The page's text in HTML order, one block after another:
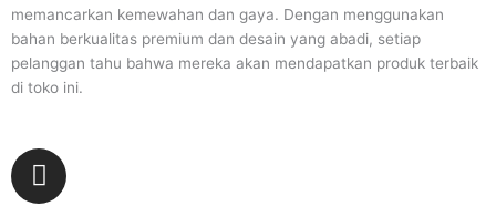
memancarkan kemewahan dan gaya. Dengan menggunakan
bahan berkualitas premium dan desain yang abadi, setiap
pelanggan tahu bahwa mereka akan mendapatkan produk terbaik
di toko ini.
I
n